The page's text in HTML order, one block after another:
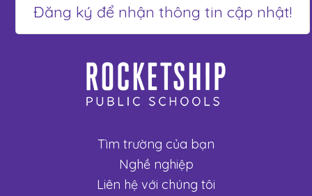
Tìm trường của bạn
Nghề nghiệp
Liên hệ với chúng tôi